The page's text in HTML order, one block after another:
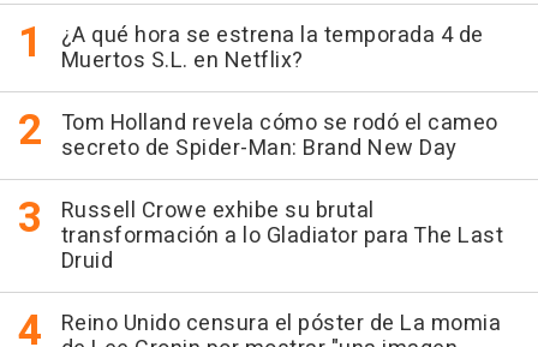
¿A qué hora se estrena la temporada 4 de
Muertos S.L. en Netflix?
Tom Holland revela cómo se rodó el cameo
secreto de Spider-Man: Brand New Day
Russell Crowe exhibe su brutal
transformación a lo Gladiator para The Last
Druid
Reino Unido censura el póster de La momia